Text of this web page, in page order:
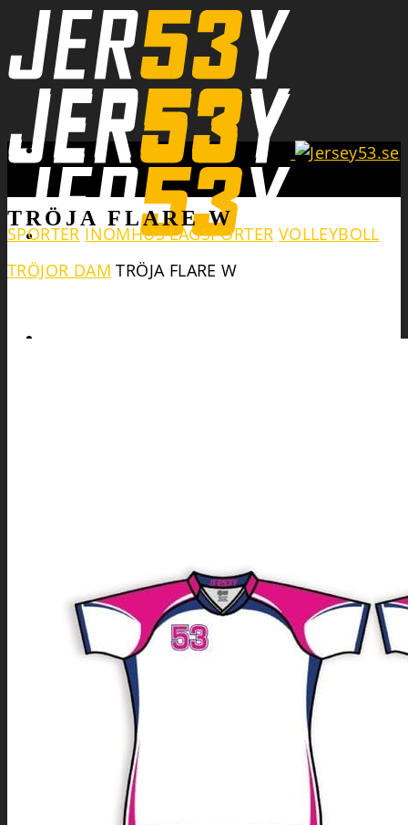
Search
SPORTER
ALLA SPORTER PRODUKTER
PRODUKTER SOM
PASSAR ALLA SPORTER
DOMARE
ACCESSOARER
TRÄNINGSOVERALLER
UNDERSTÄLL
TIGHTS
TRÖJA FLARE W
SPORTER INOMHUS LAGSPORTER VOLLEYBOLL
TRÖJOR DAM TRÖJA FLARE W